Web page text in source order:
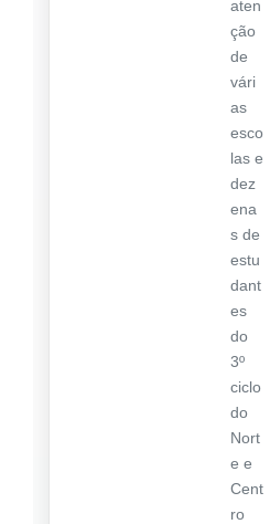
aten
ção
de
vári
as
esco
las e
dez
ena
s de
estu
dant
es
do
3º
ciclo
do
Nort
e e
Cent
ro